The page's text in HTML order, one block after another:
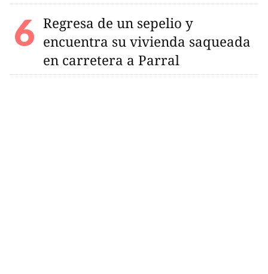
Regresa de un sepelio y
encuentra su vivienda saqueada
en carretera a Parral